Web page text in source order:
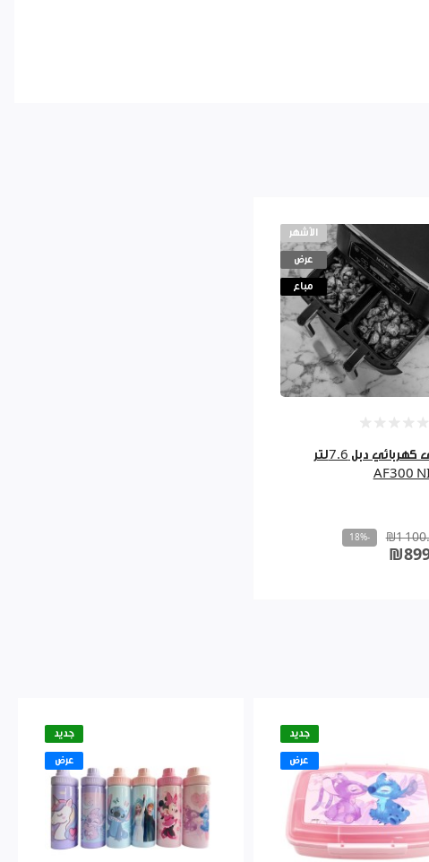
الأشهر
عرض
مباع
مقلى كهربائي دبل 7.6لتر
AF300
₪1
-18%
جديد
عرض
جديد
عرض